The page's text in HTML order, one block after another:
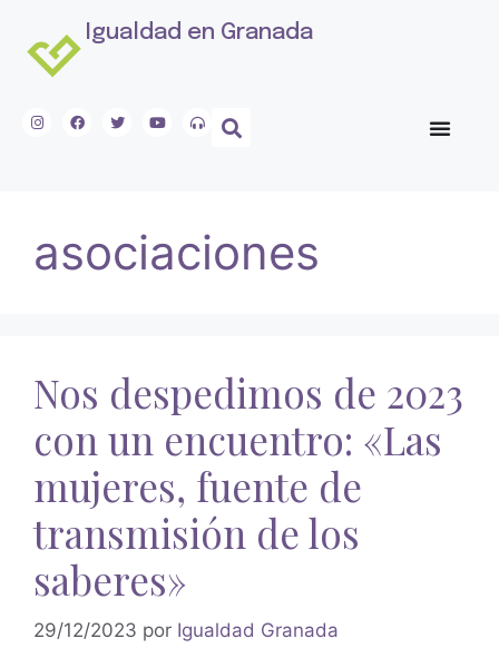
Igualdad en Granada
asociaciones
Nos despedimos de 2023
con un encuentro: «Las
mujeres, fuente de
transmisión de los
saberes»
29/12/2023 por Igualdad Granada